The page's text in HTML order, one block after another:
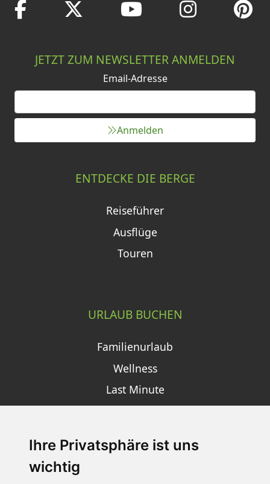
Ihre Privatsphäre ist uns
wichtig
JETZT ZUM NEWSLETTER ANMELDEN
Email-Adresse
Anmelden
ENTDECKE DIE BERGE
Reiseführer
Ausflüge
Touren
URLAUB BUCHEN
Familienurlaub
Wellness
Last Minute
SCHNEEHÖHEN SKI APP
Die Schneehoehen Ski APP für iOS und Android - Ein